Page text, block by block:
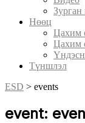
Зурган
Нөөц
Цахим
Цахим
Түншлэл
ESD > events
event: